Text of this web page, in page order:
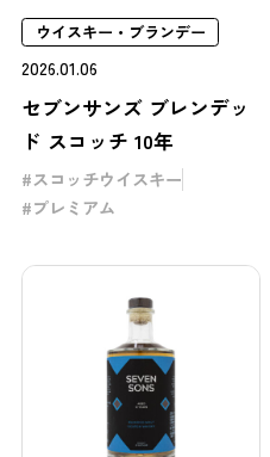
ウイスキー・ブランデー
2026.01.06
セブンサンズ ブレンデッ
ド スコッチ 10年
スコッチウイスキー
プレミアム